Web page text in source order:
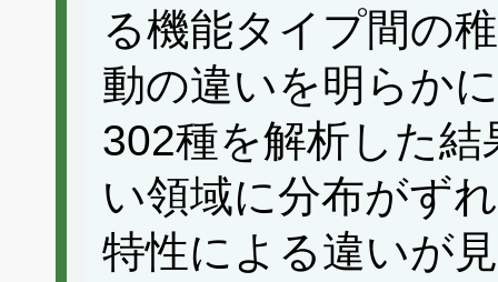
る機能タイプ間の
動の違いを明らか
302種を解析した
い領域に分布がず
特性による違いが